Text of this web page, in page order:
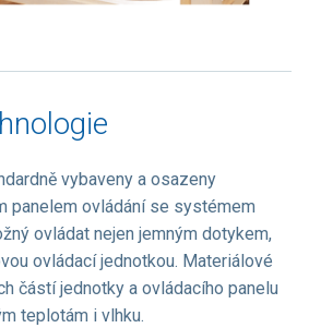
vybaveny a osazeny
panelem ovládání se systémem
ovládat nejen jemným dotykem,
ovládací jednotkou. Materiálové
částí jednotky a ovládacího panelu
teplotám i vlhku.